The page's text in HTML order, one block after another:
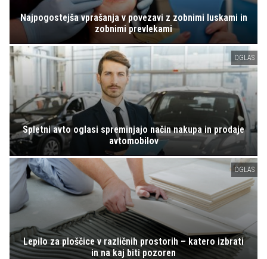
Najpogostejša vprašanja v povezavi z zobnimi luskami in
zobnimi prevlekami
OGLAS
Spletni avto oglasi spreminjajo način nakupa in prodaje
avtomobilov
OGLAS
Lepilo za ploščice v različnih prostorih – katero izbrati
in na kaj biti pozoren